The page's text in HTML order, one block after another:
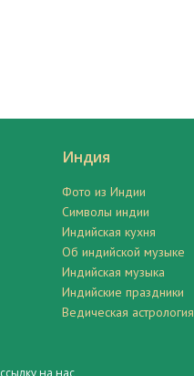
Индия
Фото из Индии
Символы индии
Индийская кухня
Об индийской музыке
Индийская музыка
Индийские праздники
Ведическая астрология
ссылку на нас